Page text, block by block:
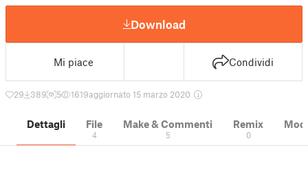
Download
Mi piace Condividi
29 389 5 1619aggiornato 15 marzo 2020
Dettagli File
4
Make & Commenti
5
Remix
0